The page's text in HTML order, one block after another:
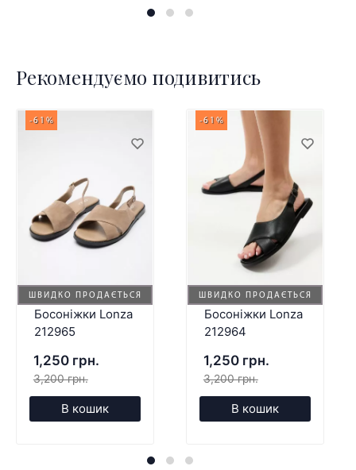
Рекомендуємо подивитись
ШВИДКО ПРОДАЄТЬСЯ
-61%
Босоніжки Lonza
212965
1,250 грн.
3,200 грн.
В кошик
ШВИДКО ПРОДАЄТЬСЯ
-61%
Босоніжки Lonza
212964
1,250 грн.
3,200 грн.
В кошик